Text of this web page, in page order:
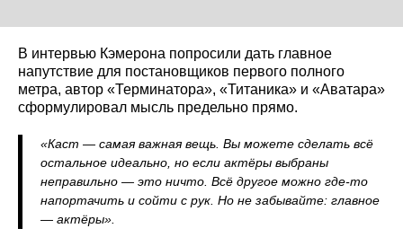
В интервью Кэмерона попросили дать главное
напутствие для постановщиков первого полного
метра, автор «Терминатора», «Титаника» и «Аватара»
сформулировал мысль предельно прямо.
«Каст — самая важная вещь. Вы можете сделать всё
остальное идеально, но если актёры выбраны
неправильно — это ничто. Всё другое можно где‑то
напортачить и сойти с рук. Но не забывайте: главное
— актёры».